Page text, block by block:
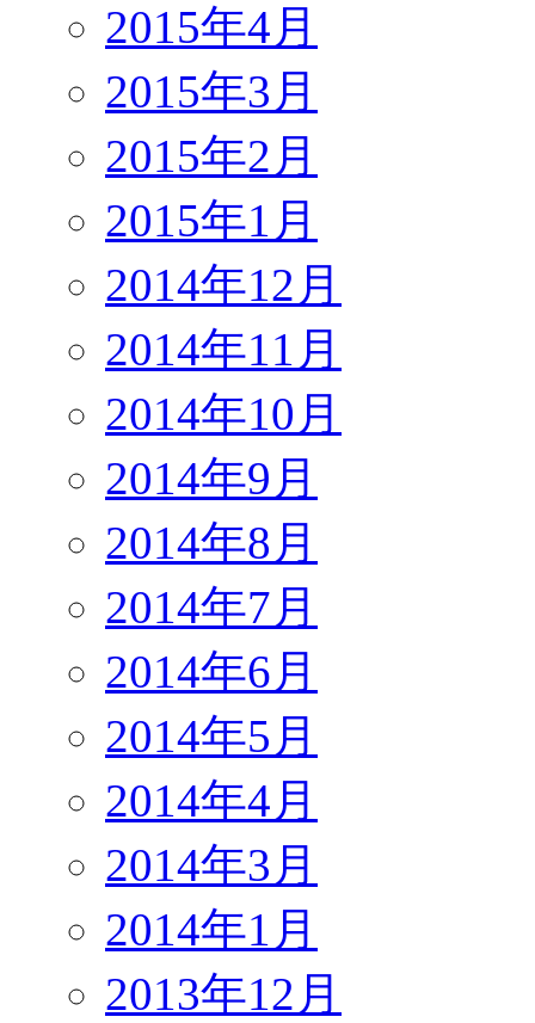
2015年4月
2015年3月
2015年2月
2015年1月
2014年12月
2014年11月
2014年10月
2014年9月
2014年8月
2014年7月
2014年6月
2014年5月
2014年4月
2014年3月
2014年1月
2013年12月